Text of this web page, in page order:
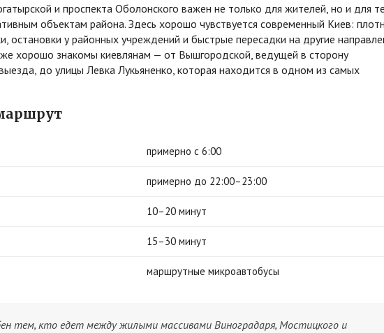
и проспекта Оболонского важен не только для жителей, но и для
объектам района. Здесь хорошо чувствуется современный Киев:
остановки у районных учреждений и быстрые пересадки на другие
хорошо знакомы киевлянам — от Вышгородской, ведущей в сторону
до улицы Левка Лукьяненко, которая находится в одном из самых
примерно с 6:00
примерно до 22:00–23:00
10–20 минут
15–30 минут
маршрутные микроавтобусы
тем, кто едет между жилыми массивами Виноградаря, Мостицкого и